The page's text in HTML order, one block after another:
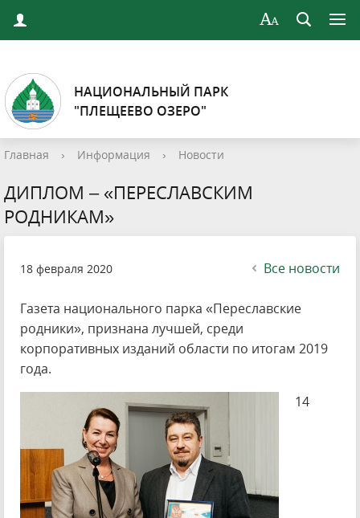
НАЦИОНАЛЬНЫЙ ПАРК
"ПЛЕЩЕЕВО ОЗЕРО"
Главная › Информация › Новости
ДИПЛОМ – «ПЕРЕСЛАВСКИМ
РОДНИКАМ»
18 февраля 2020 Все новости
Газета национального парка «Переславские
родники», признана лучшей, среди
корпоративных изданий области по итогам 2019
года.
14